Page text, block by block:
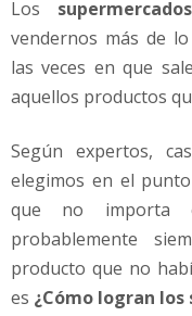
S
u
p
e
e
r
c
a
o
s
Los supermercados
vendernos más de
las veces en que
aquellos productos
Según expertos,
elegimos en el
que no importa
probablemente
producto que no
es ¿Cómo logran